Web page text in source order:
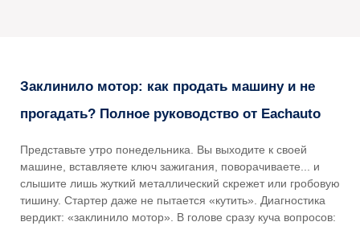
Заклинило мотор: как продать машину и не
прогадать? Полное руководство от Eachauto
Представьте утро понедельника. Вы выходите к своей
машине, вставляете ключ зажигания, поворачиваете... и
слышите лишь жуткий металлический скрежет или гробовую
тишину. Стартер даже не пытается «кутить». Диагностика
вердикт: «заклинило мотор». В голове сразу куча вопросов: